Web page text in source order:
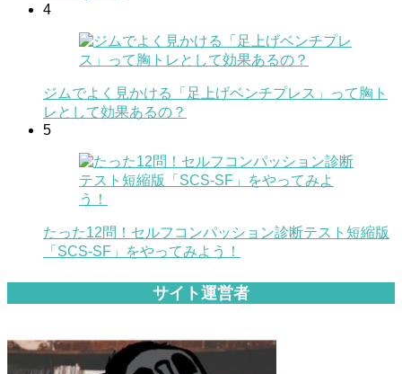
4
ジムでよく見かける「足上げベンチプレス」って胸ト
レとして効果あるの？
5
たった12問！セルフコンパッション診断テスト短縮版
「SCS-SF」をやってみよう！
サイト運営者